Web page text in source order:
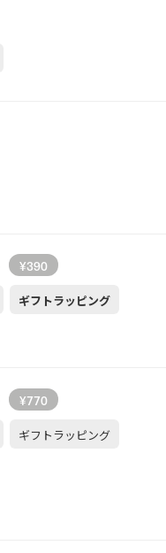
¥390
ギフトラッピング
¥770
ギフトラッピング